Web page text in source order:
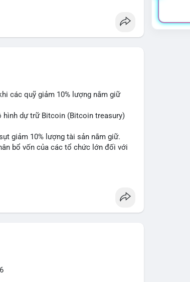
các quỹ giảm 10% lượng nắm giữ
hình dự trữ Bitcoin (Bitcoin treasury)
giảm 10% lượng tài sản nắm giữ.
bổ vốn của các tổ chức lớn đối với